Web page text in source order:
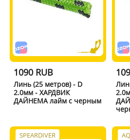
1090 RUB
Линь (25 метров) - D
2.0мм - ХАРДВИК
ДАЙНЕМА лайм с черным
SPEARDIVER